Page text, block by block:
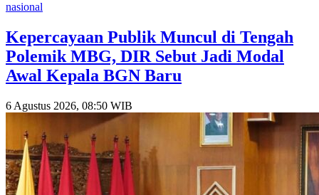
nasional
Kepercayaan Publik Muncul di Tengah
Polemik MBG, DIR Sebut Jadi Modal
Awal Kepala BGN Baru
6 Agustus 2026, 08:50 WIB